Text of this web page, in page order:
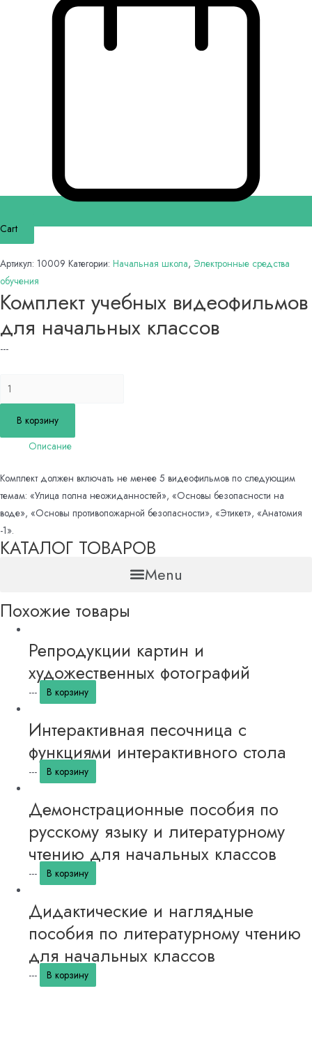
Cart
Артикул: 10009 Категории: Начальная школа, Электронные средства
обучения
Комплект учебных видеофильмов
для начальных классов
---
Количество
Комплект
учебных
видеофильмов
начальных
классов
В корзину
Описание
Комплект должен включать не менее 5 видеофильмов по следующим
темам: «Улица полна неожиданностей», «Основы безопасности на
воде», «Основы противопожарной безопасности», «Этикет», «Анатомия
-1».
КАТАЛОГ ТОВАРОВ
Menu
Похожие товары
Репродукции картин и
художественных фотографий
--- В корзину
Интерактивная песочница с
функциями интерактивного стола
--- В корзину
Демонстрационные пособия по
русскому языку и литературному
чтению для начальных классов
--- В корзину
Дидактические и наглядные
пособия по литературному чтению
для начальных классов
--- В корзину